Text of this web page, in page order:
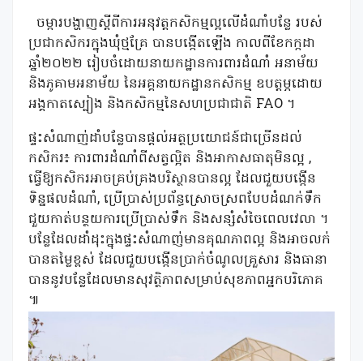
ចម្ការបង្ហាញស្តីពីការអនុវត្តកសិកម្មល្អលើដំណាំបន្លែ របស់
ប្រជាកសិករក្នុងឃុំថ្មគ្រែ បានបង្កើតឡើង កាលពីខែកក្កដា
ឆ្នាំ២០២២ រៀបចំដោយនាយកដ្ឋានការពារដំណាំ អនាម័យ
និងភូគាមអនាម័យ នៃអគ្គនាយកដ្ឋានកសិកម្ម ឧបត្តម្ភដោយ
អង្គកាតស្បៀង និងកសិកម្មនៃសហប្រជាជាតិ FAO ។
ផ្ទះសំណាញ់ដាំបន្លែបានផ្តល់អត្ថប្រយោជន៍ជាច្រើនដល់
កសិករ៖ ការពារដំណាំពីសត្វល្អិត និងអាកាសធាតុមិនល្អ ,
ធ្វើឱ្យកសិករអាចគ្រប់គ្រងបរិស្ថានបានល្អ ដែលជួយបង្កើន
ទិន្នផលដំណាំ, ប្រេីប្រាស់ប្រព័ន្ធស្រោចស្រពបែបដំណក់ទឹក
ជួយកាត់បន្ថយការប្រើប្រាស់ទឹក និងសន្សំសំចៃពេលវេលា ។
បន្លែដែលដាំដុះក្នុងផ្ទះសំណាញ់មានគុណភាពល្អ និងអាចលក់
បានតម្លៃខ្ពស់ ដែលជួយបង្កើនប្រាក់ចំណូលគ្រួសារ និងធានា
បាននូវបន្លែដែលមានសុវត្ថិភាពសម្រាប់សុខភាពអ្នកបរិភោគ
៕